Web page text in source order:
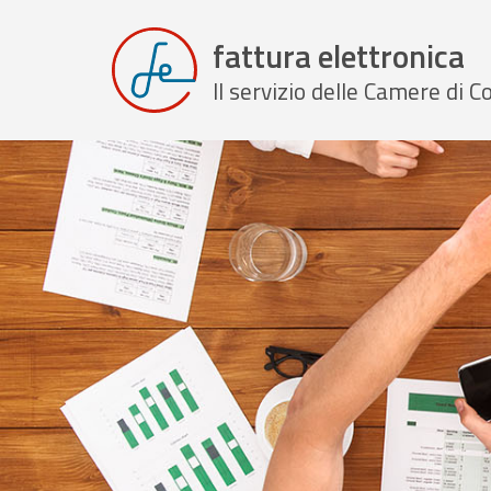
fattura elettronica
Il servizio delle Camere di